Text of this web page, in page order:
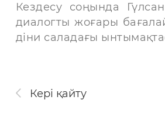
Кездесу соңында
диалогты жоғары
діни саладағы
Кері қайту